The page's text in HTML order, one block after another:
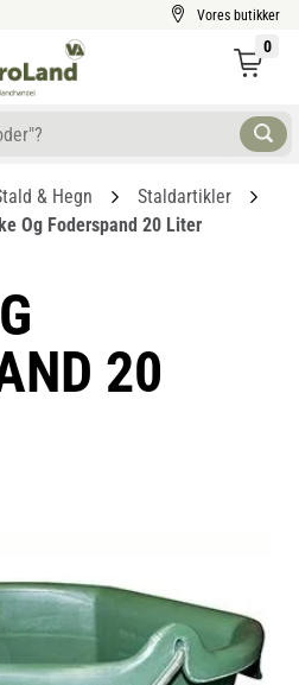
Vores butikker
0
& Hegn
Staldartikler
Og Foderspand 20 Liter
20